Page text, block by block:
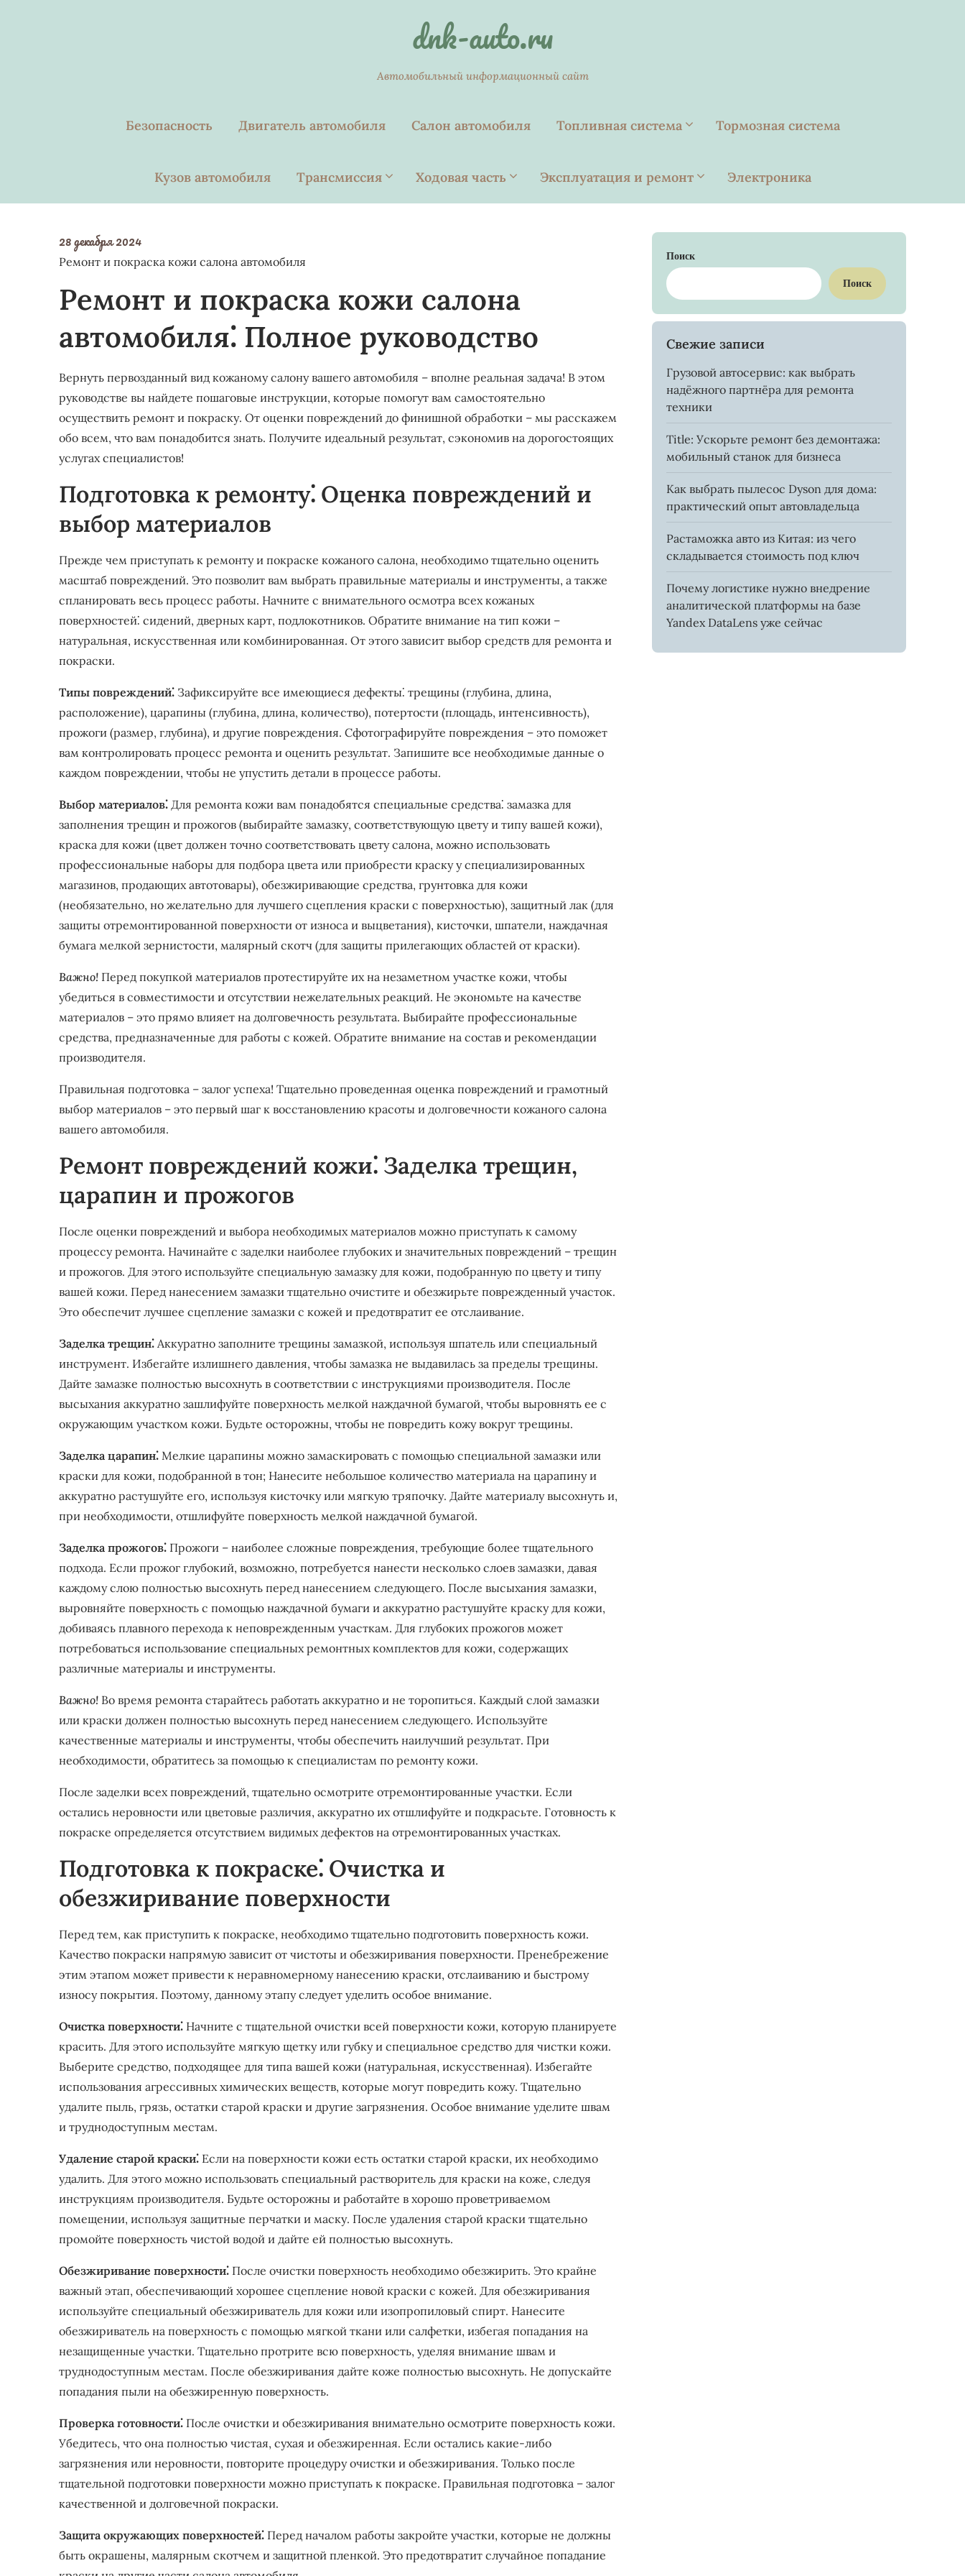
dnk-auto.ru
Автомобильный информационный сайт
Безопасность Двигатель автомобиля Салон автомобиля Топливная система Тормозная система
Кузов автомобиля Трансмиссия Ходовая часть Эксплуатация и ремонт Электроника
28 декабря 2024
Ремонт и покраска кожи салона автомобиля
Ремонт и покраска кожи салона
автомобиля⁚ Полное руководство
Вернуть первозданный вид кожаному салону вашего автомобиля – вполне реальная задача! В этом
руководстве вы найдете пошаговые инструкции, которые помогут вам самостоятельно
осуществить ремонт и покраску. От оценки повреждений до финишной обработки – мы расскажем
обо всем, что вам понадобится знать. Получите идеальный результат, сэкономив на дорогостоящих
услугах специалистов!
Подготовка к ремонту⁚ Оценка повреждений и
выбор материалов
Прежде чем приступать к ремонту и покраске кожаного салона, необходимо тщательно оценить
масштаб повреждений. Это позволит вам выбрать правильные материалы и инструменты, а также
спланировать весь процесс работы. Начните с внимательного осмотра всех кожаных
поверхностей⁚ сидений, дверных карт, подлокотников. Обратите внимание на тип кожи –
натуральная, искусственная или комбинированная. От этого зависит выбор средств для ремонта и
покраски.
Типы повреждений⁚ Зафиксируйте все имеющиеся дефекты⁚ трещины (глубина, длина,
расположение), царапины (глубина, длина, количество), потертости (площадь, интенсивность),
прожоги (размер, глубина), и другие повреждения. Сфотографируйте повреждения – это поможет
вам контролировать процесс ремонта и оценить результат. Запишите все необходимые данные о
каждом повреждении, чтобы не упустить детали в процессе работы.
Выбор материалов⁚ Для ремонта кожи вам понадобятся специальные средства⁚ замазка для
заполнения трещин и прожогов (выбирайте замазку, соответствующую цвету и типу вашей кожи),
краска для кожи (цвет должен точно соответствовать цвету салона, можно использовать
профессиональные наборы для подбора цвета или приобрести краску у специализированных
магазинов, продающих автотовары), обезжиривающие средства, грунтовка для кожи
(необязательно, но желательно для лучшего сцепления краски с поверхностью), защитный лак (для
защиты отремонтированной поверхности от износа и выцветания), кисточки, шпатели, наждачная
бумага мелкой зернистости, малярный скотч (для защиты прилегающих областей от краски).
Важно! Перед покупкой материалов протестируйте их на незаметном участке кожи, чтобы
убедиться в совместимости и отсутствии нежелательных реакций. Не экономьте на качестве
материалов – это прямо влияет на долговечность результата. Выбирайте профессиональные
средства, предназначенные для работы с кожей. Обратите внимание на состав и рекомендации
производителя.
Правильная подготовка – залог успеха! Тщательно проведенная оценка повреждений и грамотный
выбор материалов – это первый шаг к восстановлению красоты и долговечности кожаного салона
вашего автомобиля.
Ремонт повреждений кожи⁚ Заделка трещин,
царапин и прожогов
После оценки повреждений и выбора необходимых материалов можно приступать к самому
процессу ремонта. Начинайте с заделки наиболее глубоких и значительных повреждений – трещин
и прожогов. Для этого используйте специальную замазку для кожи, подобранную по цвету и типу
вашей кожи. Перед нанесением замазки тщательно очистите и обезжирьте поврежденный участок.
Это обеспечит лучшее сцепление замазки с кожей и предотвратит ее отслаивание.
Заделка трещин⁚ Аккуратно заполните трещины замазкой, используя шпатель или специальный
инструмент. Избегайте излишнего давления, чтобы замазка не выдавилась за пределы трещины.
Дайте замазке полностью высохнуть в соответствии с инструкциями производителя. После
высыхания аккуратно зашлифуйте поверхность мелкой наждачной бумагой, чтобы выровнять ее с
окружающим участком кожи. Будьте осторожны, чтобы не повредить кожу вокруг трещины.
Заделка царапин⁚ Мелкие царапины можно замаскировать с помощью специальной замазки или
краски для кожи, подобранной в тон; Нанесите небольшое количество материала на царапину и
аккуратно растушуйте его, используя кисточку или мягкую тряпочку. Дайте материалу высохнуть и,
при необходимости, отшлифуйте поверхность мелкой наждачной бумагой.
Заделка прожогов⁚ Прожоги – наиболее сложные повреждения, требующие более тщательного
подхода. Если прожог глубокий, возможно, потребуется нанести несколько слоев замазки, давая
каждому слою полностью высохнуть перед нанесением следующего. После высыхания замазки,
выровняйте поверхность с помощью наждачной бумаги и аккуратно растушуйте краску для кожи,
добиваясь плавного перехода к неповрежденным участкам. Для глубоких прожогов может
потребоваться использование специальных ремонтных комплектов для кожи, содержащих
различные материалы и инструменты.
Важно! Во время ремонта старайтесь работать аккуратно и не торопиться. Каждый слой замазки
или краски должен полностью высохнуть перед нанесением следующего. Используйте
качественные материалы и инструменты, чтобы обеспечить наилучший результат. При
необходимости, обратитесь за помощью к специалистам по ремонту кожи.
После заделки всех повреждений, тщательно осмотрите отремонтированные участки. Если
остались неровности или цветовые различия, аккуратно их отшлифуйте и подкрасьте. Готовность к
покраске определяется отсутствием видимых дефектов на отремонтированных участках.
Подготовка к покраске⁚ Очистка и
обезжиривание поверхности
Перед тем, как приступить к покраске, необходимо тщательно подготовить поверхность кожи.
Качество покраски напрямую зависит от чистоты и обезжиривания поверхности. Пренебрежение
этим этапом может привести к неравномерному нанесению краски, отслаиванию и быстрому
износу покрытия. Поэтому, данному этапу следует уделить особое внимание.
Очистка поверхности⁚ Начните с тщательной очистки всей поверхности кожи, которую планируете
красить. Для этого используйте мягкую щетку или губку и специальное средство для чистки кожи.
Выберите средство, подходящее для типа вашей кожи (натуральная, искусственная). Избегайте
использования агрессивных химических веществ, которые могут повредить кожу. Тщательно
удалите пыль, грязь, остатки старой краски и другие загрязнения. Особое внимание уделите швам
и труднодоступным местам.
Удаление старой краски⁚ Если на поверхности кожи есть остатки старой краски, их необходимо
удалить. Для этого можно использовать специальный растворитель для краски на коже, следуя
инструкциям производителя. Будьте осторожны и работайте в хорошо проветриваемом
помещении, используя защитные перчатки и маску. После удаления старой краски тщательно
промойте поверхность чистой водой и дайте ей полностью высохнуть.
Обезжиривание поверхности⁚ После очистки поверхность необходимо обезжирить. Это крайне
важный этап, обеспечивающий хорошее сцепление новой краски с кожей. Для обезжиривания
используйте специальный обезжириватель для кожи или изопропиловый спирт. Нанесите
обезжириватель на поверхность с помощью мягкой ткани или салфетки, избегая попадания на
незащищенные участки. Тщательно протрите всю поверхность, уделяя внимание швам и
труднодоступным местам. После обезжиривания дайте коже полностью высохнуть. Не допускайте
попадания пыли на обезжиренную поверхность.
Проверка готовности⁚ После очистки и обезжиривания внимательно осмотрите поверхность кожи.
Убедитесь, что она полностью чистая, сухая и обезжиренная. Если остались какие-либо
загрязнения или неровности, повторите процедуру очистки и обезжиривания. Только после
тщательной подготовки поверхности можно приступать к покраске. Правильная подготовка – залог
качественной и долговечной покраски.
Защита окружающих поверхностей⁚ Перед началом работы закройте участки, которые не должны
быть окрашены, малярным скотчем и защитной пленкой. Это предотвратит случайное попадание
Поиск
Поиск
Свежие записи
Грузовой автосервис: как выбрать
надёжного партнёра для ремонта
техники
Title: Ускорьте ремонт без демонтажа:
мобильный станок для бизнеса
Как выбрать пылесос Dyson для дома:
практический опыт автовладельца
Растаможка авто из Китая: из чего
складывается стоимость под ключ
Почему логистике нужно внедрение
аналитической платформы на базе
Yandex DataLens уже сейчас